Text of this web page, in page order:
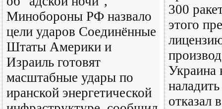
Минобороны РФ назвало
цели ударов Соединённые
Штаты Америки и
Израиль готовят
масштабные удары по
иранской энергетической
300
этого
Украина
отказал